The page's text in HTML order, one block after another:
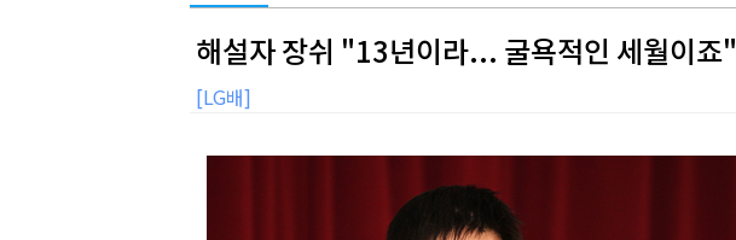
해설자 장쉬 "13년이라... 굴욕적인 세월이죠"
[LG배]